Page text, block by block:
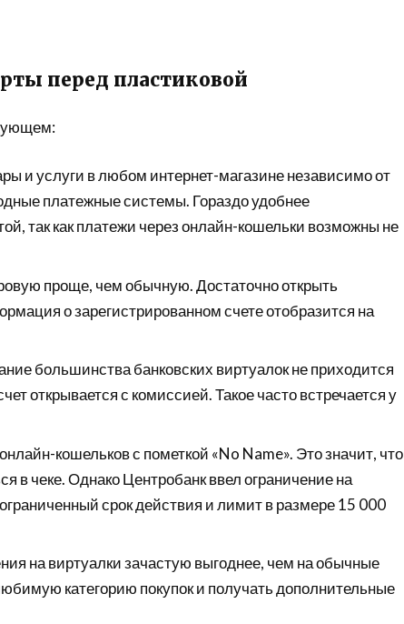
перед пластиковой
и услуги в любом интернет-магазине независимо от
платежные системы. Гораздо удобнее
так как платежи через онлайн-кошельки возможны не
проще, чем обычную. Достаточно открыть
о зарегистрированном счете отобразится на
большинства банковских виртуалок не приходится
открывается с комиссией. Такое часто встречается у
кошельков с пометкой «No Name». Это значит, что
в чеке. Однако Центробанк ввел ограничение на
срок действия и лимит в размере 15 000
на виртуалки зачастую выгоднее, чем на обычные
категорию покупок и получать дополнительные